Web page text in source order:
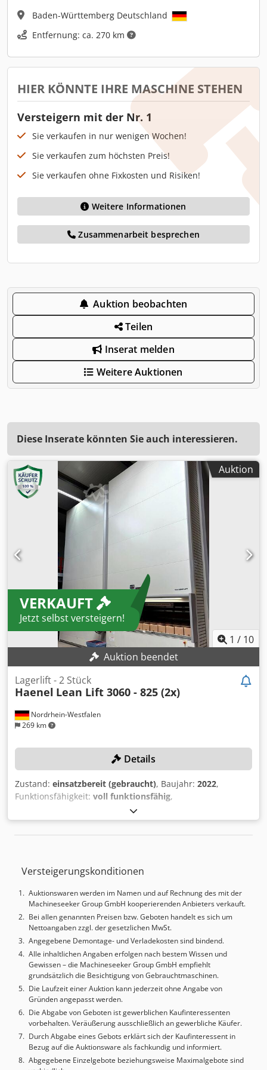
Baden-Württemberg Deutschland
Entfernung: ca. 270 km
HIER KÖNNTE IHRE MASCHINE STEHEN
Versteigern mit der Nr. 1
Sie verkaufen in nur wenigen Wochen!
Sie verkaufen zum höchsten Preis!
Sie verkaufen ohne Fixkosten und Risiken!
Weitere Informationen
Zusammenarbeit besprechen
Auktion beobachten
Teilen
Inserat melden
Weitere Auktionen
Diese Inserate könnten Sie auch interessieren.
Auktion
VERKAUFT
Jetzt selbst versteigern!
1 / 10
Auktion beendet
Nordrhein-Westfalen
269 km
Lagerlift - 2 Stück
Haenel Lean Lift 3060 - 825 (2x)
Details
Zustand: einsatzbereit (gebraucht), Baujahr: 2022,
Funktionsfähigkeit: voll funktionsfähig,
Maschinen-/Fahrzeugnummer:
6.454 mm, Gesamtbreite:6.810 mm, Gesamtlänge:2.810
mm, Tragfähigkeit pro Lagerabschnitt:180 kg, Tragkraft:
0*1 & 532.323/10-0*2 Genaue Modellbezeichnung: Hänel
DETAILS Traglasten (jeweils) Max. Containerbeladung: 180
kg Max. Containeranzahl: 163 Max. Gesamtbeladung:
40.000 kg pro Lean Lift (Containergewicht ist abzuziehen)
Entnahme 1 (Vorderseite) Lichte Öffnungshöhe: 880 mm
Höhe der Entnahmestelle: 890 mm (Standardhöhe)
Abstand der Entnahmehöhe zum Bedienfußboden: 890
mm LED-Beleuchtung: vorhanden Codpfx Aexr Ng Uebmjrf
Manuelle Schiebetür: vorhanden Lichtschrankenvorhang:
vorhanden Entnahmestelle: Optoelektronisches
Kennungssystem (28-fach) für präzise Höhenmessung des
Füllgutes Antrieb und Fahrgeschwindigkeit
Vertikalgeschwindigkeit ohne Container: max. 1,83 m/s
Vertikalgeschwindigkeit mit Container: max. 0,95 m/s
Horizontalgeschwindigkeit: max. 0,5 m/s Anschluss: 400 V /
Versteigerungskonditionen
Auktionswaren werden im Namen und auf Rechnung des mit der
Machineseeker Group GmbH kooperierenden Anbieters verkauft.
Bei allen genannten Preisen bzw. Geboten handelt es sich um
Nettoangaben zzgl. der gesetzlichen MwSt.
Angegebene Demontage- und Verladekosten sind bindend.
Alle inhaltlichen Angaben erfolgen nach bestem Wissen und
Gewissen – die Machineseeker Group GmbH empfiehlt
grundsätzlich die Besichtigung von Gebrauchtmaschinen.
Die Laufzeit einer Auktion kann jederzeit ohne Angabe von
Gründen angepasst werden.
Die Abgabe von Geboten ist gewerblichen Kaufinteressenten
vorbehalten. Veräußerung ausschließlich an gewerbliche Käufer.
Durch Abgabe eines Gebots erklärt sich der Kaufinteressent in
Bezug auf die Auktionsware als fachkundig und informiert.
Abgegebene Einzelgebote beziehungsweise Maximalgebote sind